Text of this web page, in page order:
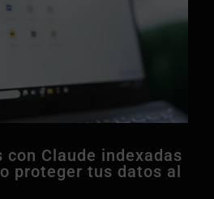
con Claude indexadas
proteger tus datos al